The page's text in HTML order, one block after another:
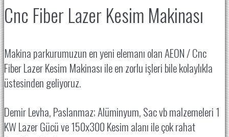
Cnc Fiber Lazer Kesim Makinası
Makina parkurumuzun en yeni elemanı olan AEON / Cnc
Fiber Lazer Kesim Makinası ile en zorlu işleri bile kolaylıkla
üstesinden geliyoruz.
Demir Levha, Paslanmaz; Alüminyum, Sac vb malzemeleri 1
KW Lazer Gücü ve 150x300 Kesim alanı ile çok rahat